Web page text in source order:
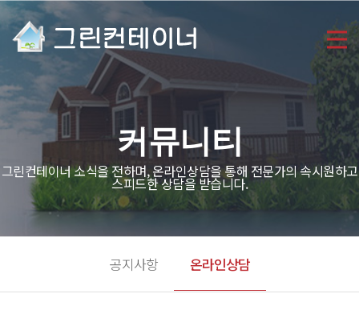
커뮤니티
그린컨테이너 소식을 전하며, 온라인상담을 통해 전문가의 속시원하고
스피드한 상담을 받습니다.
공지사항 온라인상담